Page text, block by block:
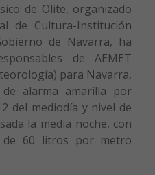
de Olite, organizado
de Cultura-Institución
de Navarra, ha
de AEMET
para Navarra,
alarma amarilla por
del mediodía y nivel de
la media noche, con
de 60 litros por metro